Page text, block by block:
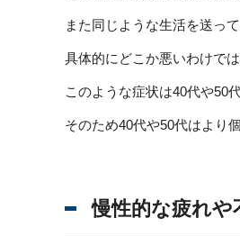
また同じような生活を送っ
具体的にどこか悪いわけで
このような症状は40代や50
そのため40代や50代はより
慢性的な疲れ